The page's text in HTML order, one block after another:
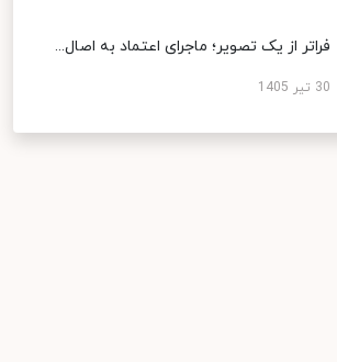
فراتر از یک تصویر؛ ماجرای اعتماد به اصال...
30 تیر 1405